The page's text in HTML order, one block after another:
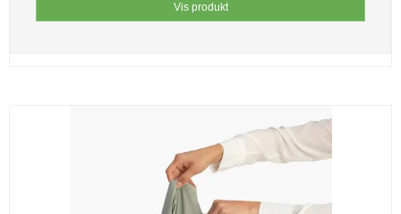
Vis produkt